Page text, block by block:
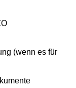
(wenn es für